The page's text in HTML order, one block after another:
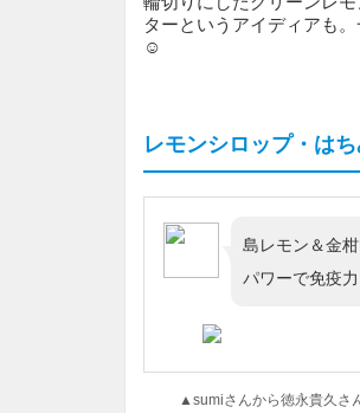
ターというアイディアも
☺️
レモンシロップ・は
島レモン＆金
パワーで免疫
▲sumiさんから徳永貴久さ